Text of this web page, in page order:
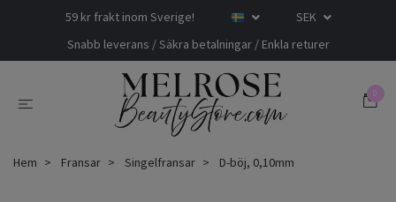
59 kr frakt inom Sverige!
SEK
Snabb leverans / Säkra betalningar / Enkla returer
0
Hem Fransar Singelfransar D-böj, 0,10mm